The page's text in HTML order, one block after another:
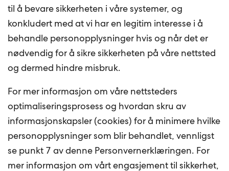
til å bevare sikkerheten i våre systemer, og
konkludert med at vi har en legitim interesse i å
behandle personopplysninger hvis og når det er
nødvendig for å sikre sikkerheten på våre nettsted
og dermed hindre misbruk.
For mer informasjon om våre nettsteders
optimaliseringsprosess og hvordan skru av
informasjonskapsler (cookies) for å minimere hvilke
personopplysninger som blir behandlet, vennligst
se punkt 7 av denne Personvernerklæringen. For
mer informasjon om vårt engasjement til sikkerhet,